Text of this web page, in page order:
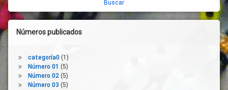
Discapacidad
Economía
Mental
Entorno
Social
derecha
Números publicados
categoría0(1)
Número 01 (5)
Número 02(5)
Número 03 (5)